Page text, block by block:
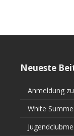
Neueste
Anmeldung
White